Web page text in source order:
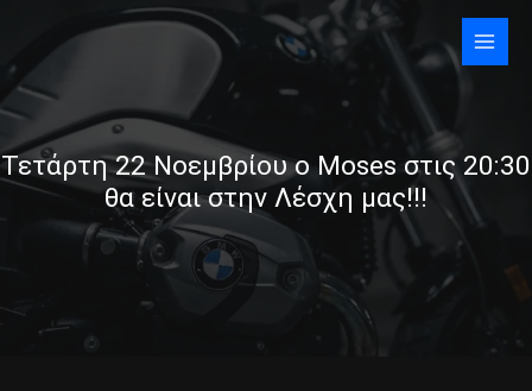
content
Τετάρτη 22 Νοεμβρίου ο Moses στις 20:30
θα είναι στην Λέσχη μας!!!